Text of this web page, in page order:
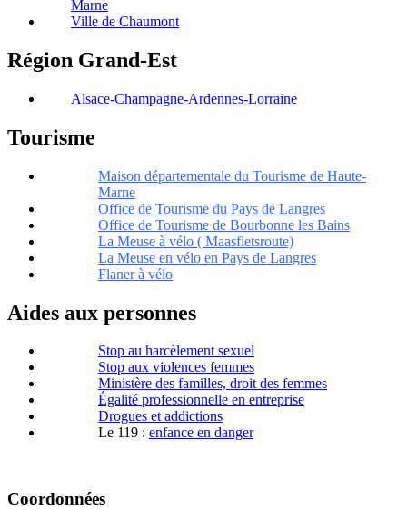
Marne
Ville de Chaumont
Région Grand-Est
Alsace-Champagne-Ardennes-Lorraine
Tourisme
Maison départementale du Tourisme de Haute-
Marne
Office de Tourisme du Pays de Langres
Office de Tourisme de Bourbonne les Bains
La Meuse à vélo ( Maasfietsroute)
La Meuse en vélo en Pays de Langres
Flaner à vélo
Aides aux personnes
Stop au harcèlement sexuel
Stop aux violences femmes
Ministère des familles, droit des femmes
Égalité professionnelle en entreprise
Drogues et addictions
Le 119 : enfance en danger
Coordonnées